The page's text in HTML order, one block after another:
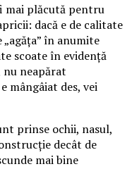
mai plăcută pentru
dacă e de calitate
„agăța” în anumite
scoate în evidență
neapărat
mângâiat des, vei
prinse ochii, nasul,
decât de
mai bine